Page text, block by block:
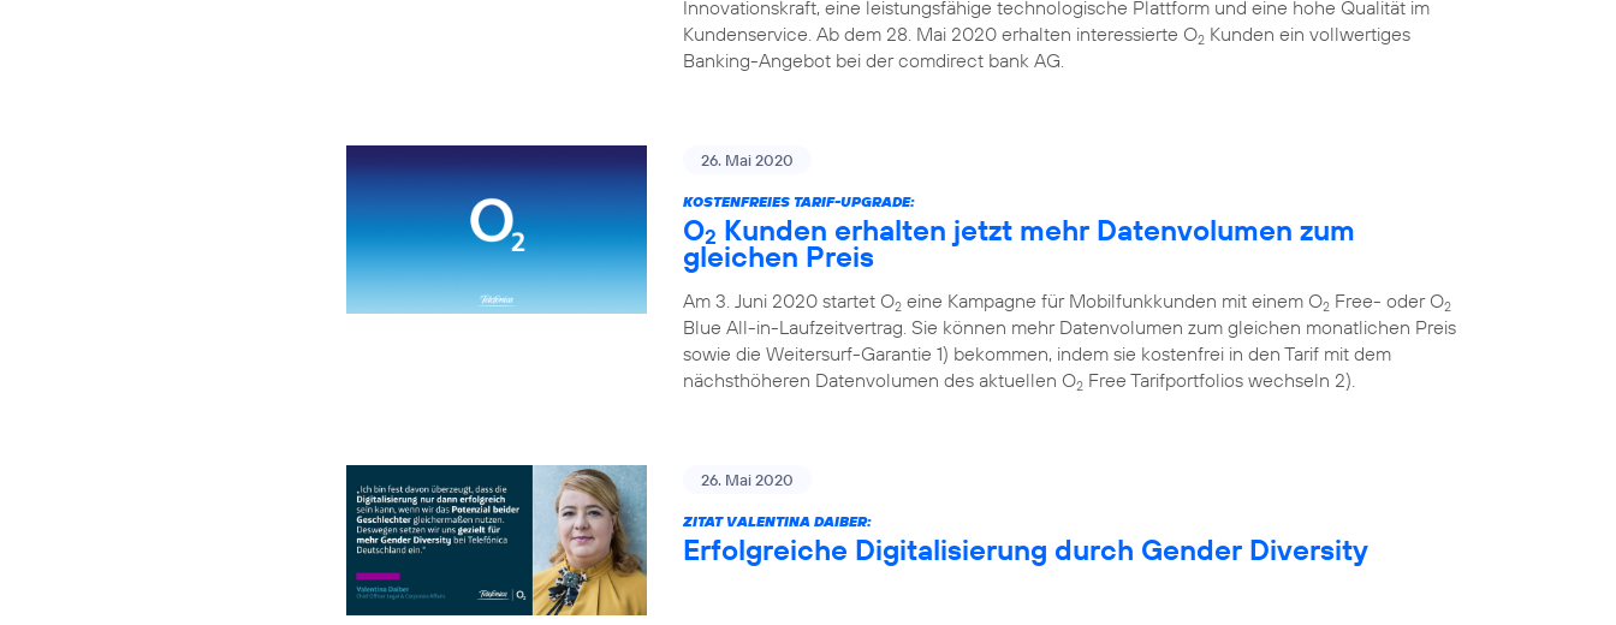
Innovationskraft, eine leistungsfähige technologische Plattform und eine hohe Qualität im
Kundenservice. Ab dem 28. Mai 2020 erhalten interessierte O2 Kunden ein vollwertiges
Banking-Angebot bei der comdirect bank AG.
26. Mai 2020
KOSTENFREIES TARIF-UPGRADE:
O2 Kunden erhalten jetzt mehr Datenvolumen zum
gleichen Preis
Am 3. Juni 2020 startet O2 eine Kampagne für Mobilfunkkunden mit einem O2 Free- oder O2
Blue All-in-Laufzeitvertrag. Sie können mehr Datenvolumen zum gleichen monatlichen Preis
sowie die Weitersurf-Garantie 1) bekommen, indem sie kostenfrei in den Tarif mit dem
nächsthöheren Datenvolumen des aktuellen O2 Free Tarifportfolios wechseln 2).
26. Mai 2020
ZITAT VALENTINA DAIBER:
Erfolgreiche Digitalisierung durch Gender Diversity